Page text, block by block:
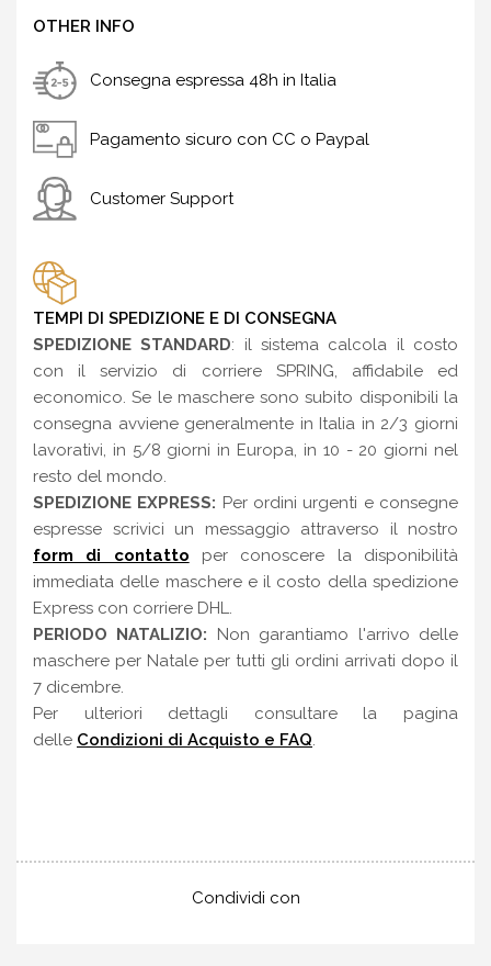
OTHER INFO
Consegna espressa 48h in Italia
Pagamento sicuro con CC o Paypal
Customer Support
TEMPI DI SPEDIZIONE E DI CONSEGNA
SPEDIZIONE STANDARD: il sistema calcola il costo
con il servizio di corriere SPRING, affidabile ed
economico. Se le maschere sono subito disponibili la
consegna avviene generalmente in Italia in 2/3 giorni
lavorativi, in 5/8 giorni in Europa, in 10 - 20 giorni nel
resto del mondo.
SPEDIZIONE EXPRESS: Per ordini urgenti e consegne
espresse scrivici un messaggio attraverso il nostro
form di contatto per conoscere la disponibilità
immediata delle maschere e il costo della spedizione
Express con corriere DHL.
PERIODO NATALIZIO: Non garantiamo l'arrivo delle
maschere per Natale per tutti gli ordini arrivati dopo il
7 dicembre.
Per ulteriori dettagli consultare la pagina
delle Condizioni di Acquisto e FAQ.
Condividi con